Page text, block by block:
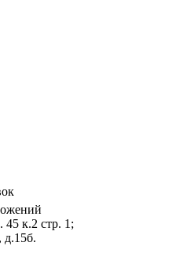
45 к.2 стр. 1;
д.15б.